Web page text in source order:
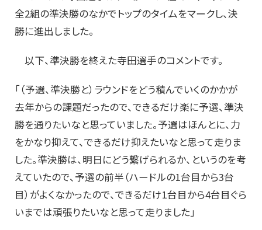
全2組の準決勝のなかでトップのタイムをマークし、決
勝に進出しました。
以下、準決勝を終えた寺田選手のコメントです。
「（予選、準決勝と）ラウンドをどう積んでいくのかかが
去年からの課題だったので、できるだけ楽に予選、準決
勝を通りたいなと思っていました。予選はほんとに、力
をかなり抑えて、できるだけ抑えたいなと思って走りま
した。準決勝は、明日にどう繋げられるか、というのを考
えていたので、予選の前半（ハードルの1台目から3台
目）がよくなかったので、できるだけ1台目から4台目ぐら
いまでは頑張りたいなと思って走りました」